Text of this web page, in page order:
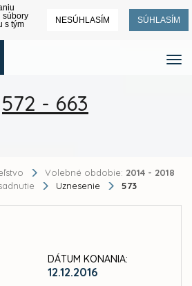
súbory
s tým
NESÚHLASÍM SÚHLASÍM
572 - 663
Volebné obdobie: 2014 - 2018
Uznesenie 573
DÁTUM KONANIA:
12.12.2016